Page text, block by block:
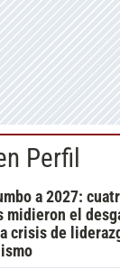
Perfil
a 2027:
midieron el
crisis de